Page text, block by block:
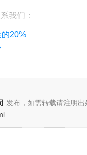
我们：
段西侧
东350米路南（汤阴
20%
发布，如需转载请注明出